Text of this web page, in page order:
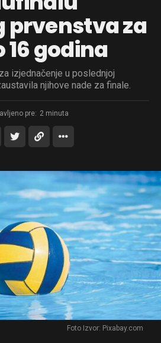
prvenstva za
16 godina
izjednačenje u poslednjoj
njihove nade za finale.
pre: 2 minuta
Foto Izvor: Pixabay.com